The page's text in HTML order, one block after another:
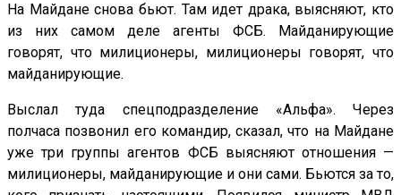
На Майдане снова бьют. Там идет драка, выясняют, кто
из них самом деле агенты ФСБ. Майданирующие
говорят, что милиционеры, милиционеры говорят, что
майданирующие.
Выслал туда спецподразделение «Альфа». Через
полчаса позвонил его командир, сказал, что на Майдане
уже три группы агентов ФСБ выясняют отношения —
милиционеры, майданирующие и они сами. Бьются за то,